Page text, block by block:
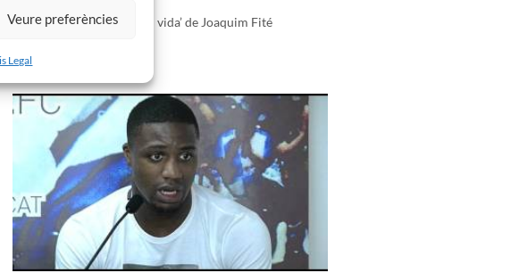
Veure preferències
Legal
Presentació ‘El club de mi vida’ de Joaquim Fité